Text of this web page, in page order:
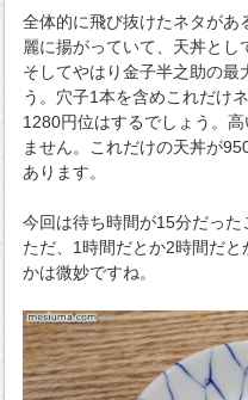
全体的に飛び抜けたネタが
麗に揚がっていて、天丼とし
そしてやはり金子半之助の最
う。穴子1本を含めこれだけ
1280円位はするでしょう。
ません。これだけの天丼が
あります。
今回は待ち時間が15分だった
ただ、1時間だとか2時間だ
かは微妙ですね。